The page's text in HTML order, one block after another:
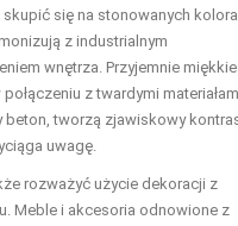
się na stonowanych
z industrialnym
wnętrza. Przyjemnie miękkie
z twardymi
beton, tworzą zjawiskowy
uwagę.
rozważyć użycie dekoracji z
Meble i akcesoria odnowione z